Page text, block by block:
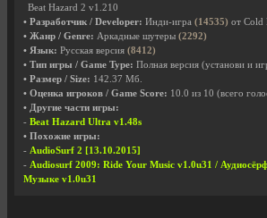
Beat Hazard 2 v1.210
• Разработчик / Developer: Инди-игра (14535) от Cold
• Жанр / Genre: Аркадные шутеры (2292)
• Язык: Русская версия (8412)
• Тип игры / Game Type: Полная версия (установи и
• Размер / Size: 142.37 Мб.
• Оценка игроков / Game Score: 10.0 из 10 (всего
• Другие части игры:
- Beat Hazard Ultra v1.48s
• Похожие игры:
- AudioSurf 2 [13.10.2015]
- Audiosurf 2009: Ride Your Music v1.0u31 /
Музыке v1.0u31